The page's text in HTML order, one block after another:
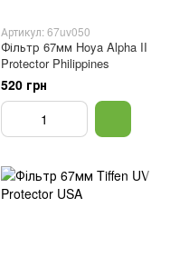
Артикул: 67uv050
Фільтр 67мм Hoya Alpha II
Protector Philippines
520 грн